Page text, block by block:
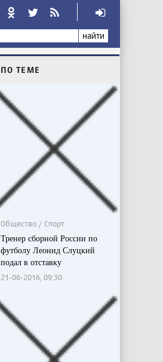
найти
ПО ТЕМЕ
Общество / Спорт
Тренер сборной России по
футболу Леонид Слуцкий
подал в отставку
21-06-2016, 09:30